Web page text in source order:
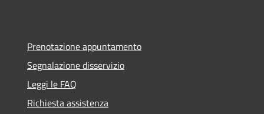
Prenotazione appuntamento
Segnalazione disservizio
Leggi le FAQ
Richiesta assistenza